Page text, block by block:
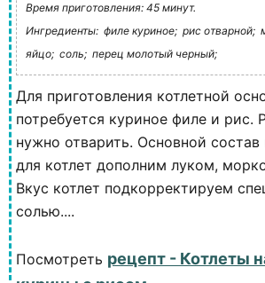
Время приготовления: 45 минут.
Ингредиенты: филе куриное; рис отварной;
яйцо; соль; перец молотый черный;
Для приготовления котлетной
потребуется куриное филе и рис.
нужно отварить. Основной состав
для котлет дополним луком,
Вкус котлет подкорректируем
солью....
Посмотреть рецепт - Котлеты